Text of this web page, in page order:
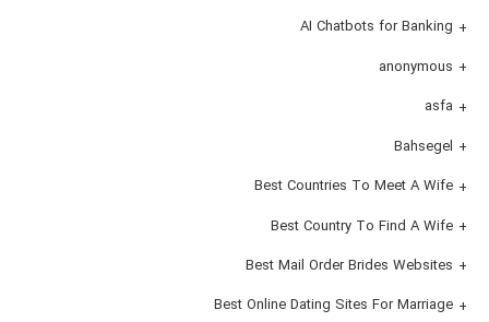
AI Chatbots for Banking
anonymous
asfa
Bahsegel
Best Countries To Meet A Wife
Best Country To Find A Wife
Best Mail Order Brides Websites
Best Online Dating Sites For Marriage